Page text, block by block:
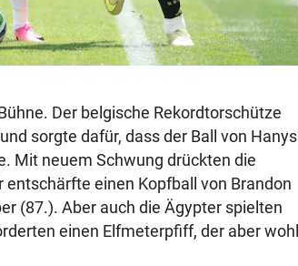
Der belgische Rekordtorschütze
sorgte dafür, dass der Ball von Hanys
Mit neuem Schwung drückten die
entschärfte einen Kopfball von Brandon
(87.). Aber auch die Ägypter spielten
einen Elfmeterpfiff, der aber wohl